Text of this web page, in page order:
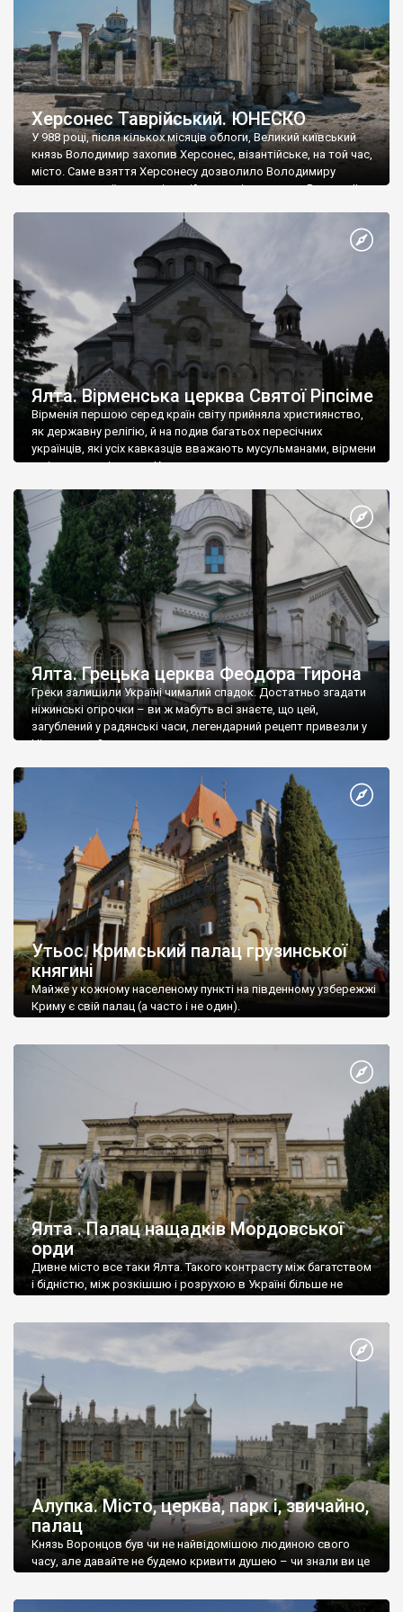
Херсонес Таврійський. ЮНЕСКО
У 988 році, після кількох місяців облоги, Великий київський
князь Володимир захопив Херсонес, візантійське, на той час,
місто. Саме взяття Херсонесу дозволило Володимиру
диктувати свої умови візантійському імператору Василю ІІ, та
Херсонесі Володимир-язичник, став Василем-християнином.
А потім було Хрещення Русі. На честь Херсонесу Таврійського
Ялта. Вірменська церква Святої Ріпсіме
Вірменія першою серед країн світу прийняла християнство,
як державну релігію, й на подив багатьох пересічних
українців, які усіх кавказців вважають мусульманами, вірмени
є відданими вірянами Христа
Ялта. Грецька церква Феодора Тирона
Греки залишили Україні чималий спадок. Достатньо згадати
ніжинські огірочки – ви ж мабуть всі знаєте, що цей,
загублений у радянські часи, легендарний рецепт привезли у
Ніжин греки?
Утьос. Кримський палац грузинської
княгині
Майже у кожному населеному пункті на південному узбережжі
Криму є свій палац (а часто і не один).
Ялта . Палац нащадків Мордовської
орди
Дивне місто все таки Ялта. Такого контрасту між багатством
і бідністю, між розкішшю і розрухою в Україні більше не
Алупка. Місто, церква, парк і, звичайно,
палац
Князь Воронцов був чи не найвідомішою людиною свого
часу, але давайте не будемо кривити душею – чи знали ви це